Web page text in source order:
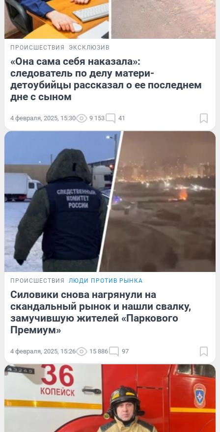
ПРОИСШЕСТВИЯ ЭКСКЛЮЗИВ
«Она сама себя наказала»:
следователь по делу матери-
детоубийцы рассказал о ее последнем
дне с сыном
4 февраля, 2025, 15:30 9 153 41
ПРОИСШЕСТВИЯ ЛЮДИ ПРОТИВ РЫНКА
Силовики снова нагрянули на
скандальный рынок и нашли свалку,
замучившую жителей «Паркового
Премиум»
4 февраля, 2025, 15:26 15 886 97